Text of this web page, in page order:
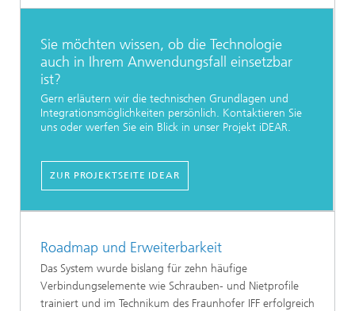
Sie möchten wissen, ob die Technologie
auch in Ihrem Anwendungsfall einsetzbar
ist?
Gern erläutern wir die technischen Grundlagen und
Integrationsmöglichkeiten persönlich. Kontaktieren Sie
uns oder werfen Sie ein Blick in unser Projekt iDEAR.
ZUR PROJEKTSEITE IDEAR
Roadmap und Erweiterbarkeit
Das System wurde bislang für zehn häufige
Verbindungselemente wie Schrauben- und Nietprofile
trainiert und im Technikum des Fraunhofer IFF erfolgreich